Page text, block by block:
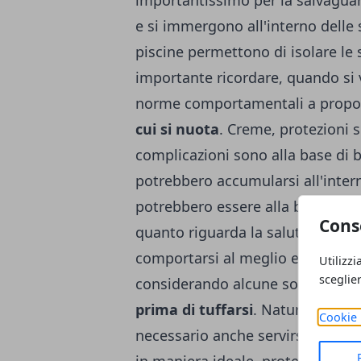
Cookie
e si immergono all'interno delle
piscine permettono di isolare le
importante ricordare, quando si
norme comportamentali a
cui si nuota. Creme, protezioni
complicazioni sono alla base di
potrebbero accumularsi
potrebbero essere alla base di
quanto riguarda la salute di un
comportarsi al meglio e prima
considerando alcune soluzioni
prima di tuffarsi.
necessario anche servirsi di un